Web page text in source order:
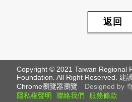
返回
Copyright © 2021 Taiwan Regional
Foundation. All Right Reserved. 建
Chrome瀏覽器瀏覽
Designed by
隱私權聲明
聯絡我們 服務條款